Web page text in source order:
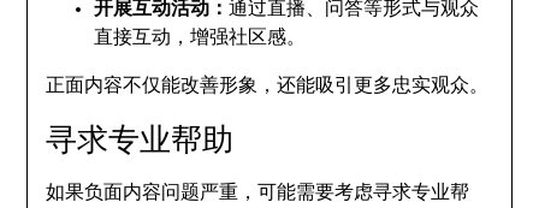
开展互动活动：通过直播、问答等形式与观众
直接互动，增强社区感。
正面内容不仅能改善形象，还能吸引更多忠实观众。
寻求专业帮助
如果负面内容问题严重，可能需要考虑寻求专业帮